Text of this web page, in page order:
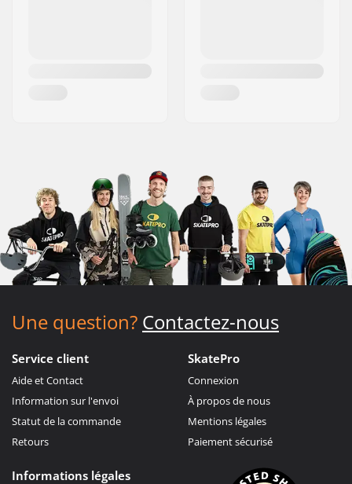
Une question? Contactez-nous
Service client
Aide et Contact
Information sur l'envoi
Statut de la commande
Retours
SkatePro
Connexion
À propos de nous
Mentions légales
Paiement sécurisé
Informations légales